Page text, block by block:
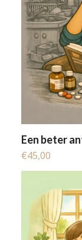
Een beter
€45,00